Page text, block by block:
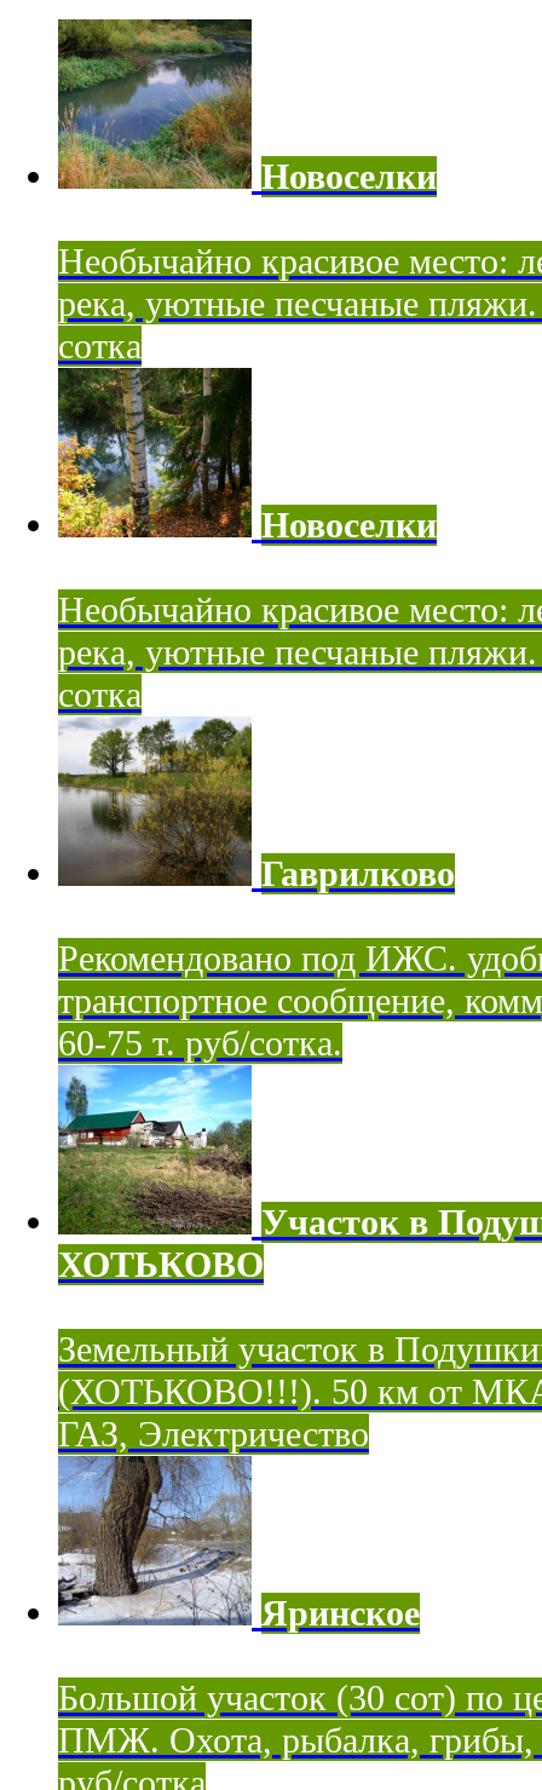
Новоселки
Необычайно красивое место:
река, уютные песчаные
сотка
Новоселки
Необычайно красивое место:
река, уютные песчаные
сотка
Гаврилково
Рекомендовано под ИЖС.
транспортное сообщение,
60-75 т. руб/сотка.
Участок в
ХОТЬКОВО
Земельный участок в
(ХОТЬКОВО!!!). 50 км от
ГАЗ, Электричество
Яринское
Большой участок (30 сот) по
ПМЖ. Охота, рыбалка, грибы,